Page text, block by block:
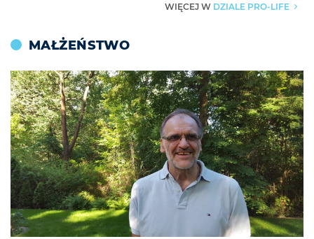
DZIALE PRO-LIFE ▶
MAŁŻEŃSTWO